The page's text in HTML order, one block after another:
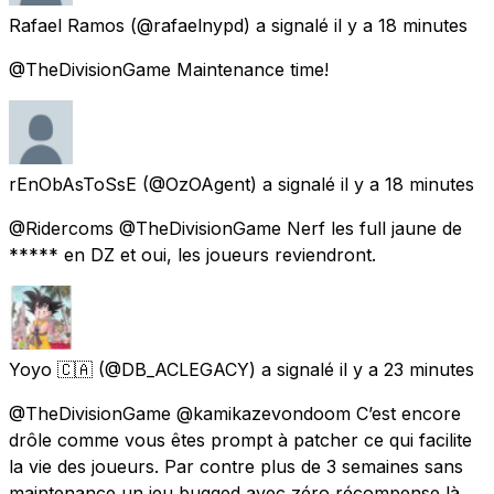
Rafael Ramos (@rafaelnypd) a signalé il y a 18 minutes
@TheDivisionGame Maintenance time!
rEnObAsToSsE (@OzOAgent) a signalé il y a 18 minutes
@Ridercoms @TheDivisionGame Nerf les full jaune de
***** en DZ et oui, les joueurs reviendront.
Yoyo 🇨🇦 (@DB_ACLEGACY) a signalé il y a 23 minutes
@TheDivisionGame @kamikazevondoom C’est encore
drôle comme vous êtes prompt à patcher ce qui facilite
la vie des joueurs. Par contre plus de 3 semaines sans